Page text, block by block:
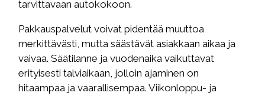
tarvittavaan autokokoon.
Pakkauspalvelut voivat pidentää muuttoa
merkittävästi, mutta säästävät asiakkaan aikaa ja
vaivaa. Säätilanne ja vuodenaika vaikuttavat
erityisesti talviaikaan, jolloin ajaminen on
hitaampaa ja vaarallisempaa. Viikonloppu- ja